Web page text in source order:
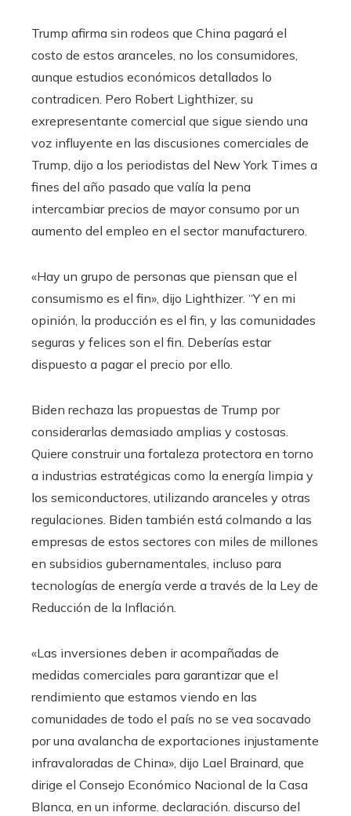
Trump afirma sin rodeos que China pagará el
costo de estos aranceles, no los consumidores,
aunque estudios económicos detallados lo
contradicen. Pero Robert Lighthizer, su
exrepresentante comercial que sigue siendo una
voz influyente en las discusiones comerciales de
Trump, dijo a los periodistas del New York Times a
fines del año pasado que valía la pena
intercambiar precios de mayor consumo por un
aumento del empleo en el sector manufacturero.
«Hay un grupo de personas que piensan que el
consumismo es el fin», dijo Lighthizer. “Y en mi
opinión, la producción es el fin, y las comunidades
seguras y felices son el fin. Deberías estar
dispuesto a pagar el precio por ello.
Biden rechaza las propuestas de Trump por
considerarlas demasiado amplias y costosas.
Quiere construir una fortaleza protectora en torno
a industrias estratégicas como la energía limpia y
los semiconductores, utilizando aranceles y otras
regulaciones. Biden también está colmando a las
empresas de estos sectores con miles de millones
en subsidios gubernamentales, incluso para
tecnologías de energía verde a través de la Ley de
Reducción de la Inflación.
«Las inversiones deben ir acompañadas de
medidas comerciales para garantizar que el
rendimiento que estamos viendo en las
comunidades de todo el país no se vea socavado
por una avalancha de exportaciones injustamente
infravaloradas de China», dijo Lael Brainard, que
dirige el Consejo Económico Nacional de la Casa
Blanca, en un informe. declaración. discurso del